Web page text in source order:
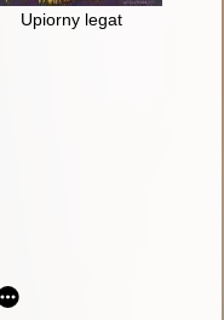
Upiorny legat